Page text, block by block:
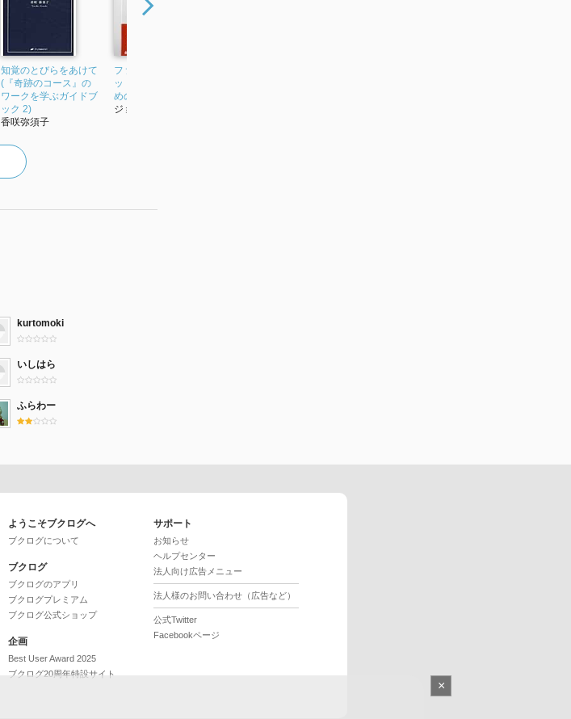
知覚のとびらをあけて
(『奇跡のコース』の
ワークを学ぶガイドブ
ック 2)
香咲弥須子
ファミリー・シークレ
ット 傷ついた魂のた
めの家族学
ジョン・ブラッド...
kurtomoki
いしはら
ふらわー
ようこそブクログへ
ブクログについて
ブクログ
ブクログのアプリ
ブクログプレミアム
ブクログ公式ショップ
企画
Best User Award 2025
ブクログ20周年特設サイト
サポート
お知らせ
ヘルプセンター
法人向け広告メニュー
法人様のお問い合わせ（広告など）
公式Twitter
Facebookページ
×